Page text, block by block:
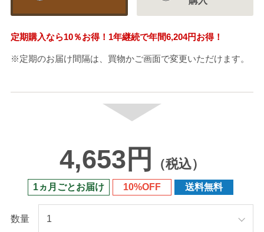
定期購入なら10％お得！1年継続で年間6,204円お得！
※定期のお届け間隔は、買物かご画面で変更いただけます。
4,653円 （税込）
1ヵ月ごとお届け 10%OFF 送料無料
数量